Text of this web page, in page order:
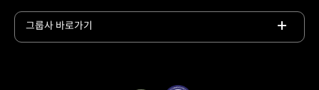
그룹사 바로가기